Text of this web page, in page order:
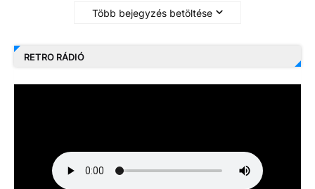
Több bejegyzés betöltése
RETRO RÁDIÓ